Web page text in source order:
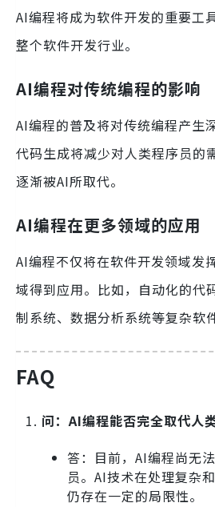
AI编程将成为软件开发的重要工
整个软件开发行业。
AI编程对传统编程的影响
AI编程的普及将对传统编程产生
代码生成将减少对人类程序员的
逐渐被AI所取代。
AI编程在更多领域的应用
AI编程不仅将在软件开发领域发
域得到应用。比如，自动化的代
制系统、数据分析系统等复杂软件
FAQ
问：AI编程能否完全取代人
答：目前，AI编程尚无
员。AI技术在处理复杂
仍存在一定的局限性。